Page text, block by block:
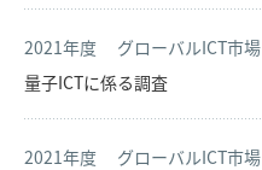
2021年度
グローバルICT市場
量子ICTに係る調査
2021年度
グローバルICT市場